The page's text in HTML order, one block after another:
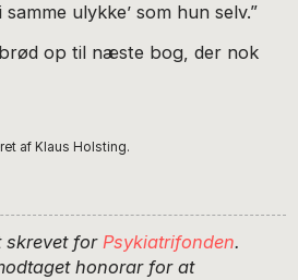
ulykke’ som hun selv.”
op til næste bog, der nok
af Klaus Holsting.
skrevet forPsykiatrifonden.
honorar for at